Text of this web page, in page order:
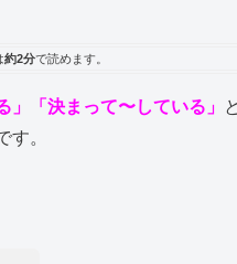
約2分で読めます。
」「決まって〜している」
。